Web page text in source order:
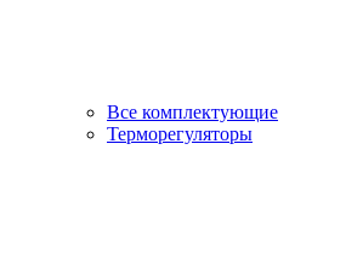
Все комплектующие
Терморегуляторы